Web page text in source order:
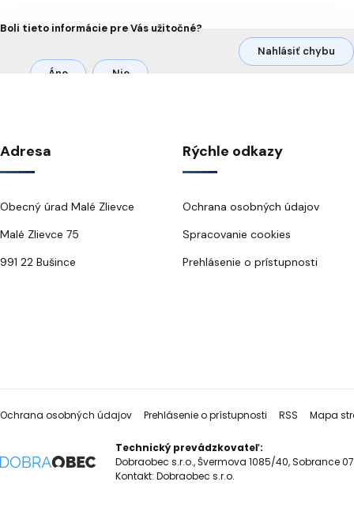
Boli tieto informácie pre Vás užitočné?
Áno Nie
Nahlásiť chybu
Adresa
Obecný úrad Malé Zlievce
Malé Zlievce 75
991 22 Bušince
Rýchle odkazy
Ochrana osobných údajov
Spracovanie cookies
Prehlásenie o prístupnosti
Ochrana osobných údajov Prehlásenie o prístupnosti RSS Mapa
Technický prevádzkovateľ:
Dobraobec s.r.o., Švermova 1085/40, Sobrance
Kontakt: Dobraobec s.r.o.